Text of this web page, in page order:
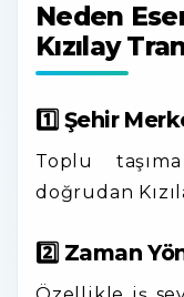
Neden
Kızılay
1️⃣ Şehir
Toplu
doğrudan
2️⃣ Zaman